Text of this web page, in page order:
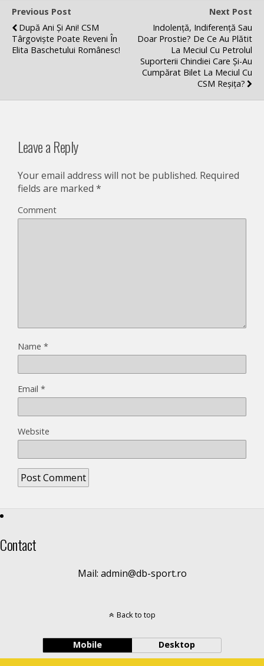
Previous Post
După Ani Și Ani! CSM
Târgoviște Poate Reveni În
Elita Baschetului Românesc!
Next Post
Indolență, Indiferență Sau
Doar Prostie? De Ce Au Plătit
La Meciul Cu Petrolul
Suporterii Chindiei Care Și-Au
Cumpărat Bilet La Meciul Cu
CSM Reșița?
Leave a Reply
Your email address will not be published. Required
fields are marked *
Comment
Name *
Email *
Website
Contact
Mail: admin@db-sport.ro
Back to top
Mobile Desktop